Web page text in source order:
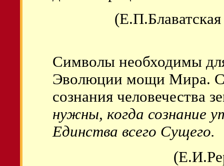
Символы необходимы
Эволюции мощи Мира.
сознания человечества
нужны, когда сознание
Единства всего Сущего.